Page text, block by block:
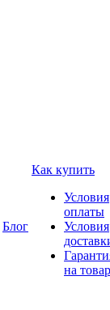
Блог
Как купить
Условия
оплаты
Условия
на товар